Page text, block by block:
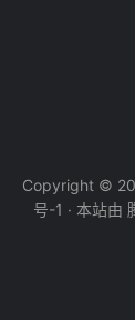
Copyright ©
号-1 · 本站由